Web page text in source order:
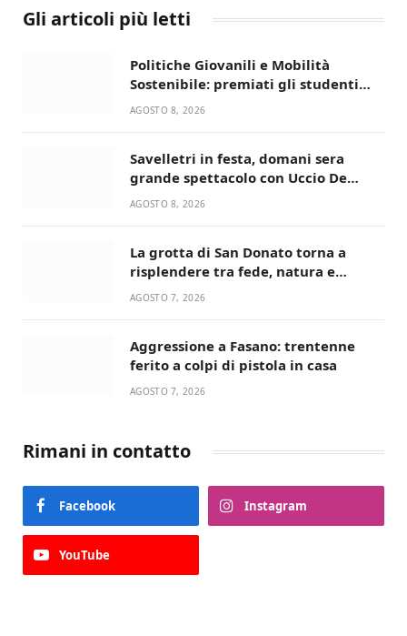
Gli articoli più letti
Politiche Giovanili e Mobilità
Sostenibile: premiati gli studenti
universitari del bando “La strada
AGOSTO 8, 2026
Savelletri in festa, domani sera
grande spettacolo con Uccio De
Santis
AGOSTO 8, 2026
La grotta di San Donato torna a
risplendere tra fede, natura e
devozione
AGOSTO 7, 2026
Aggressione a Fasano: trentenne
ferito a colpi di pistola in casa
AGOSTO 7, 2026
Rimani in contatto
Facebook Instagram
YouTube